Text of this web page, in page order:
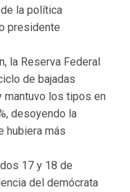
la política
presidente
la Reserva Federal
de bajadas
mantuvo los tipos en
desoyendo la
hubiera más
17 y 18 de
del demócrata